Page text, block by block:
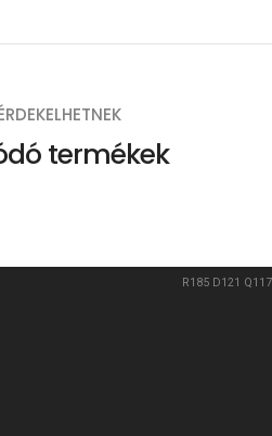
termékek
R185 D121 Q117